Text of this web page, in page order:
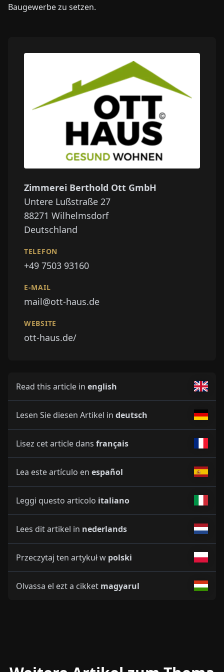
Baugewerbe zu setzen.
Zimmerei Berthold Ott GmbH
Untere Lußstraße 27
88271 Wilhelmsdorf
Deutschland
TELEFON
+49 7503 93160
E-MAIL
mail@ott-haus.de
WEBSITE
ott-haus.de/
Read this article in english
Lesen Sie diesen Artikel in deutsch
Lisez cet article dans français
Lea este artículo en español
Leggi questo articolo italiano
Lees dit artikel in nederlands
Przeczytaj ten artykuł w polski
Olvassa el ezt a cikket magyarul